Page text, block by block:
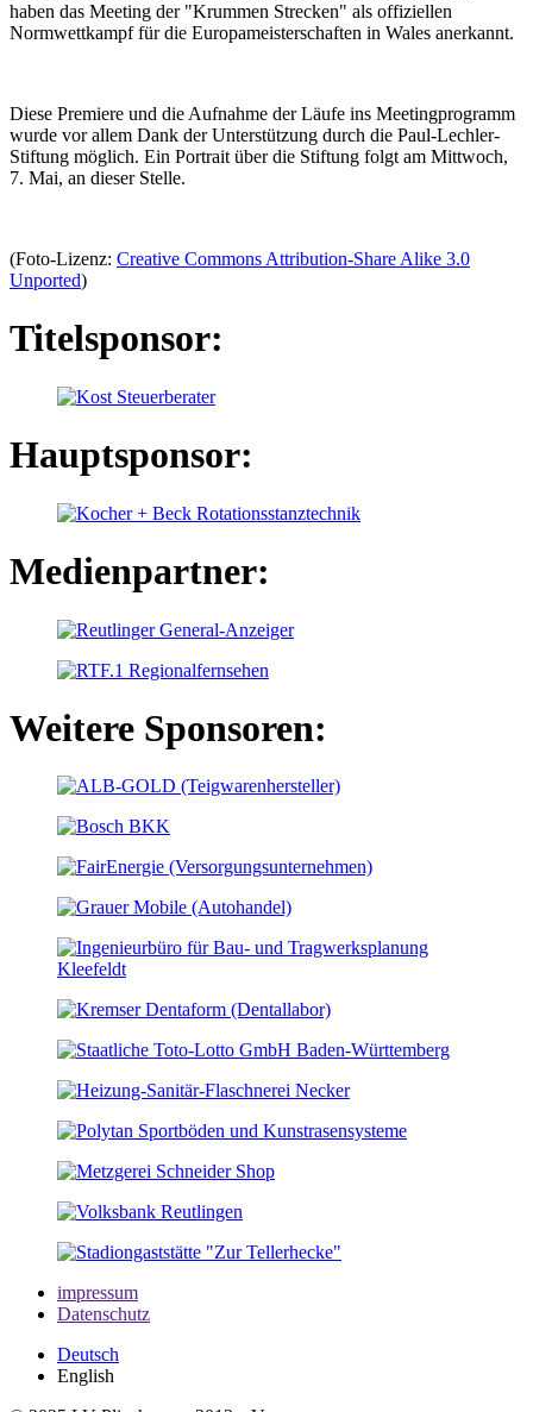
haben das Meeting der "Krummen Strecken" als offiziellen
Normwettkampf für die Europameisterschaften in Wales anerkannt.
Diese Premiere und die Aufnahme der Läufe ins Meetingprogramm
wurde vor allem Dank der Unterstützung durch die Paul-Lechler-
Stiftung möglich. Ein Portrait über die Stiftung folgt am Mittwoch,
7. Mai, an dieser Stelle.
(Foto-Lizenz: Creative Commons Attribution-Share Alike 3.0
Unported)
Titelsponsor:
Hauptsponsor:
Medienpartner:
Weitere Sponsoren:
impressum
Datenschutz
Deutsch
English